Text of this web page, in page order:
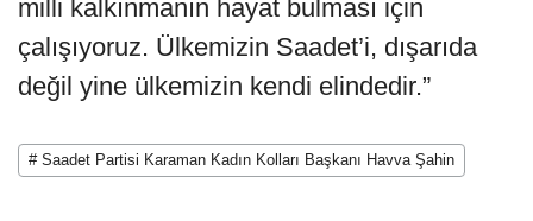
milli kalkınmanın hayat bulması için
çalışıyoruz. Ülkemizin Saadet’i, dışarıda
değil yine ülkemizin kendi elindedir.”
# Saadet Partisi Karaman Kadın Kolları Başkanı Havva Şahin